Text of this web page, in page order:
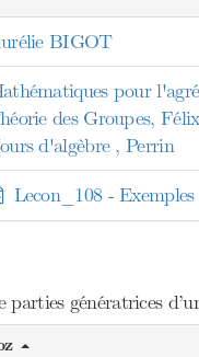
BIGOT
pour
des Groupes,
d'algèbre , Perrin
Lecon_108 - Exemples
parties génératrices